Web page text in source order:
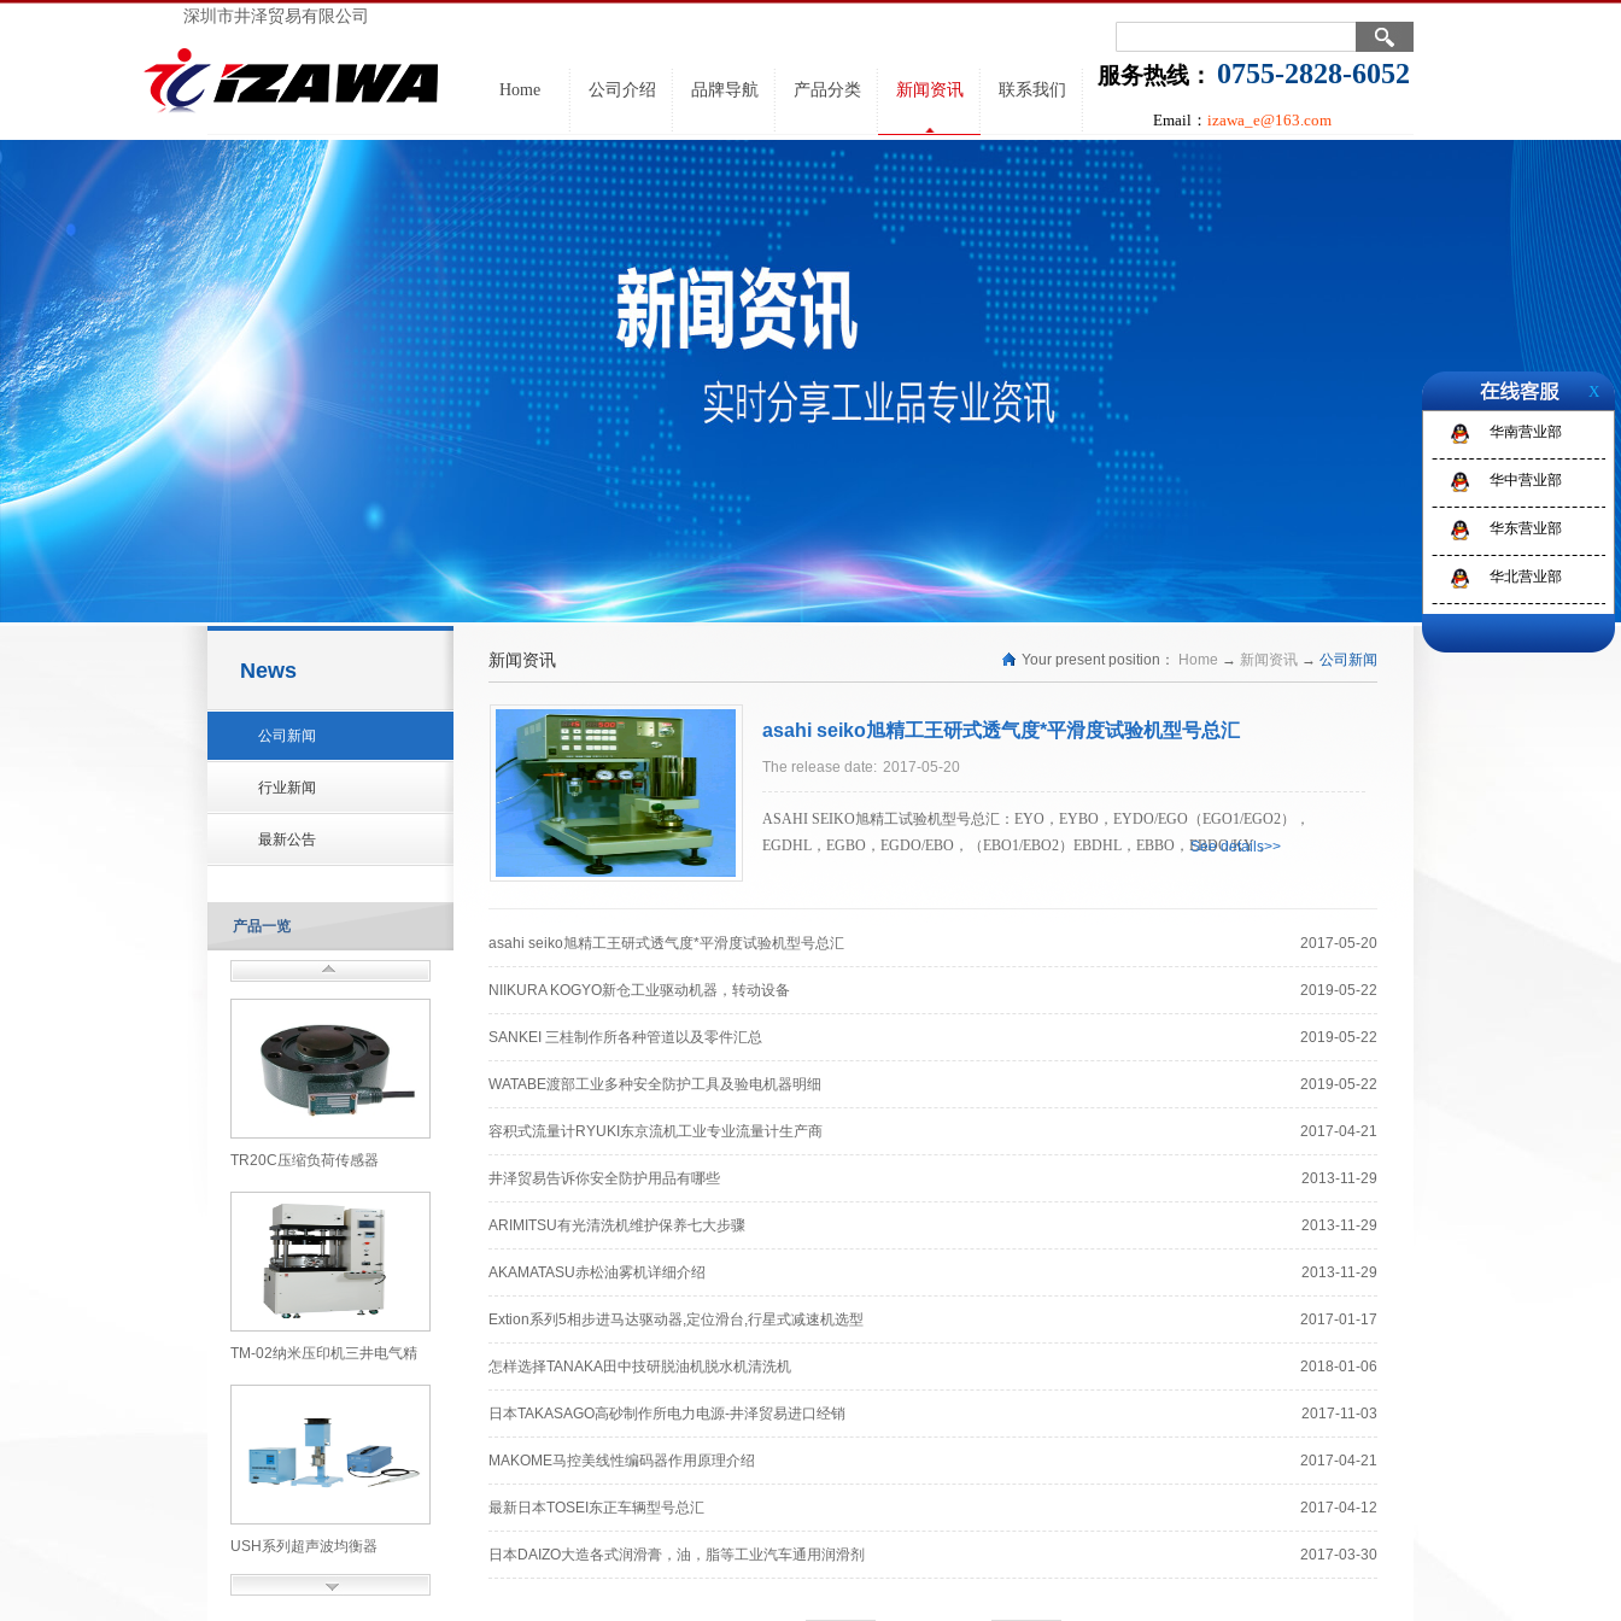
深圳市井泽贸易有限公司
服务热线： 0755-2828-6052
Email： izawa_e@163.com
Home 公司介绍 品牌导航 产品分类 新闻资讯 联系我们
1
News
公司新闻
行业新闻
最新公告
产品一览
TR20C压缩负荷传感器
SOHGOHKEISO综合计装株式
TM-02纳米压印机三井电气精
USH系列超声波均衡器
ULTRASONICS超声波工业株
新闻资讯 Your present position： Home → 新闻资讯 → 公司新闻
asahi seiko旭精工王研式透气度*平滑度试验机型号总汇
ASAHI SEIKO旭精工试验机型号总汇：EYO，EYBO，EYDO/EGO（EGO1/EGO2），
EGDHL，EGBO，EGDO/EBO，（EBO1/EBO2）EBDHL，EBBO，EBDO/KY，
KB（KB1/KB2）/EM-STN，EM-TA，HS-1/HS-2/YSP EY系列EYO：EYO－5－1M R，EYO－5
nM R/EYO－65－1M R，EYO－65－2M R，EYO－65－1/2M R，EYO－65－nM R/EYO－7－
1M R，EYO－7－2M R，EYO－7－1/2M R，EYO－7－nM R/EYO－S－1M R，EYO－S－2M
R，EYO－S－1/2M R，EYO－S－nM R EYBO：EYBO－5－1M R，EYBO－5－2M R，EYBO
－5－1/2M R，EYBO－5－nM R/EYBO－55－1M R,EYBO－55－2M R，EYBO－55－1/2M R，
EYBO－55－nM R/EYBO－6－1M R，EYBO－6－2M R，EYBO－6－1/2M R，EYBO－6－nM
－S－2M R，EYBO－S－1/2M R，EYBO－S－nM R EYDO：EYDO－5－1M R，EYDO－5－
The release date: 2017-05-20
See details>>
asahi seiko旭精工王研式透气度*平滑度试验机型号总汇 2017-05-20
NIIKURA KOGYO新仓工业驱动机器，转动设备 2019-05-22
SANKEI 三桂制作所各种管道以及零件汇总 2019-05-22
WATABE渡部工业多种安全防护工具及验电机器明细 2019-05-22
容积式流量计RYUKI东京流机工业专业流量计生产商 2017-04-21
井泽贸易告诉你安全防护用品有哪些 2013-11-29
ARIMITSU有光清洗机维护保养七大步骤 2013-11-29
AKAMATASU赤松油雾机详细介绍 2013-11-29
Extion系列5相步进马达驱动器,定位滑台,行星式减速机选型 2017-01-17
怎样选择TANAKA田中技研脱油机脱水机清洗机 2018-01-06
日本TAKASAGO高砂制作所电力电源-井泽贸易进口经销 2017-11-03
MAKOME马控美线性编码器作用原理介绍 2017-04-21
最新日本TOSEI东正车辆型号总汇 2017-04-12
日本DAIZO大造各式润滑膏，油，脂等工业汽车通用润滑剂 2017-03-30
X
华南营业部
华中营业部
华东营业部
华北营业部